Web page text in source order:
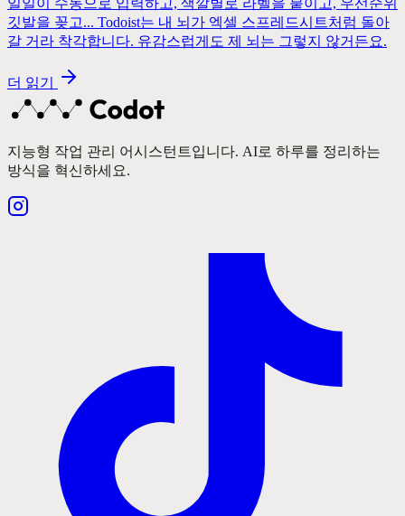
일일이 수동으로 입력하고, 색깔별로 라벨을 붙이고, 우선순위
깃발을 꽂고... Todoist는 내 뇌가 엑셀 스프레드시트처럼 돌아
갈 거라 착각합니다. 유감스럽게도 제 뇌는 그렇지 않거든요.
더 읽기
지능형 작업 관리 어시스턴트입니다. AI로 하루를 정리하는
방식을 혁신하세요.